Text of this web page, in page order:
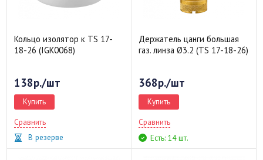
Кольцо изолятор к TS 17-
18-26 (IGK0068)
138р./шт
Купить
Сравнить
В резерве
Держатель цанги большая
газ. линза Ø3.2 (TS 17-18-26)
368р./шт
Купить
Сравнить
Есть: 14 шт.